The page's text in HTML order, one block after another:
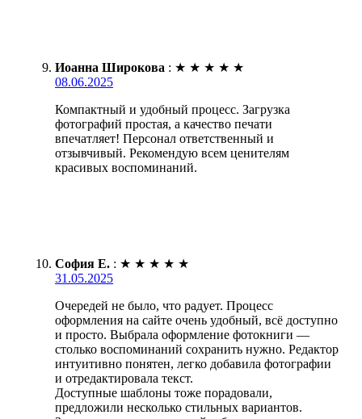
Иоанна Широкова : ★ ★ ★ ★ ★
08.06.2025
Компактный и удобный процесс. Загрузка
фотографий простая, а качество печати
впечатляет! Персонал ответственный и
отзывчивый. Рекомендую всем ценителям
красивых воспоминаний.
София Е. : ★ ★ ★ ★ ★
31.05.2025
Очередей не было, что радует. Процесс
оформления на сайте очень удобный, всё доступно
и просто. Выбрала оформление фотокниги —
столько воспоминаний сохранить нужно. Редактор
интуитивно понятен, легко добавила фотографии
и отредактировала текст.
Доступные шаблоны тоже порадовали,
предложили несколько стильных вариантов.